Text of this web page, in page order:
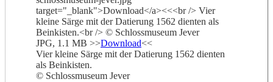
JPG, 1.1 MB >>Download<<
Vier kleine Särge mit der Datierung 1562 dienten
als Beinkisten.
© Schlossmuseum Jever